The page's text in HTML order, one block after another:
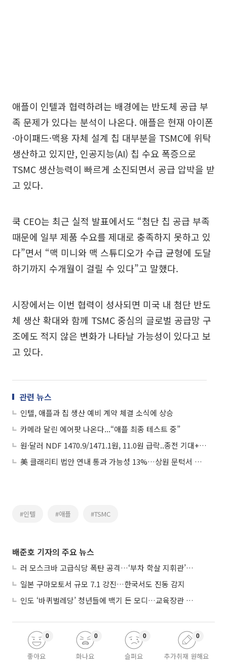
애플이 인텔과 협력하려는 배경에는 반도체 공급 부
족 문제가 있다는 분석이 나온다. 애플은 현재 아이폰
·아이패드·맥용 자체 설계 칩 대부분을 TSMC에 위탁
생산하고 있지만, 인공지능(AI) 칩 수요 폭증으로
TSMC 생산능력이 빠르게 소진되면서 공급 압박을 받
고 있다.
쿡 CEO는 최근 실적 발표에서도 “첨단 칩 공급 부족
때문에 일부 제품 수요를 제대로 충족하지 못하고 있
다”면서 “맥 미니와 맥 스튜디오가 수급 균형에 도달
하기까지 수개월이 걸릴 수 있다”고 말했다.
시장에서는 이번 협력이 성사되면 미국 내 첨단 반도
체 생산 확대와 함께 TSMC 중심의 글로벌 공급망 구
조에도 적지 않은 변화가 나타날 가능성이 있다고 보
고 있다.
관련 뉴스
인텔, 애플과 칩 생산 예비 계약 체결 소식에 상승
카메라 달린 에어팟 나온다...“애플 최종 테스트 중”
원·달러 NDF 1470.9/1471.1원, 11.0원 급락..종전 기대+애플 호실적
美 클래리티 법안 연내 통과 가능성 13%…상원 문턱서 제동
#인텔 #애플 #TSMC
배준호 기자의 주요 뉴스
러 모스크바 고급식당 폭탄 공격…‘부차 학살 지휘관’ 노렸나
일본 구마모토서 규모 7.1 강진…한국서도 진동 감지
인도 ‘바퀴벌레당’ 청년들에 백기 든 모디…교육장관 사퇴
좋아요
0
화나요
0
슬퍼요
0
추가취재 원해요
0